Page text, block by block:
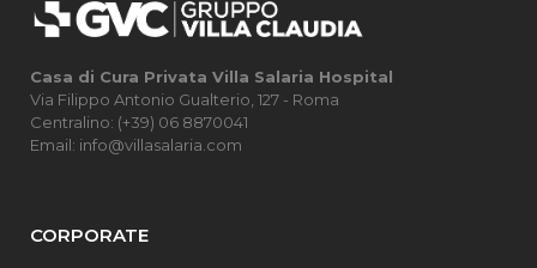
Casa di Cura Privata Villa Salaria Hospital
Via Filippo Antonio Gualterio, 127 - Roma
Centralino: (+39) 06 8870041
Email: info@villasalaria.com
CORPORATE